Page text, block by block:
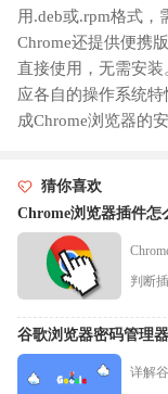
用.deb或.rpm格式，
Chrome还提供便携
直接使用，无需安
应各自的操作系统
成Chrome浏览器的安
猜你喜欢
Chrome浏览器插件怎
判断
谷歌浏览器密码管理
详解